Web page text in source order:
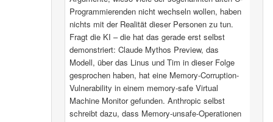
Programmierenden nicht wechseln wollen, haben
nichts mit der Realität dieser Personen zu tun.
Fragt die KI – die hat das gerade erst selbst
demonstriert: Claude Mythos Preview, das
Modell, über das Linus und Tim in dieser Folge
gesprochen haben, hat eine Memory-Corruption-
Vulnerability in einem memory-safe Virtual
Machine Monitor gefunden. Anthropic selbst
schreibt dazu, dass Memory-unsafe-Operationen